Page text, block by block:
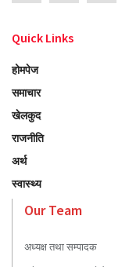
Quick Links
होमपेज
समाचार
खेलकुद
राजनीति
अर्थ
स्वास्थ्य
Our Team
अध्यक्ष तथा सम्पादक